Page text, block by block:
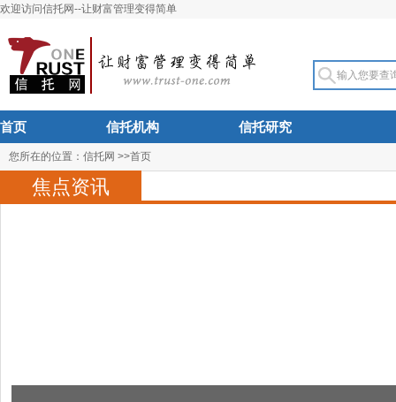
欢迎访问信托网--让财富管理变得简单
首页 信托机构 信托研究
您所在的位置： 信托网 >>首页
焦点资讯